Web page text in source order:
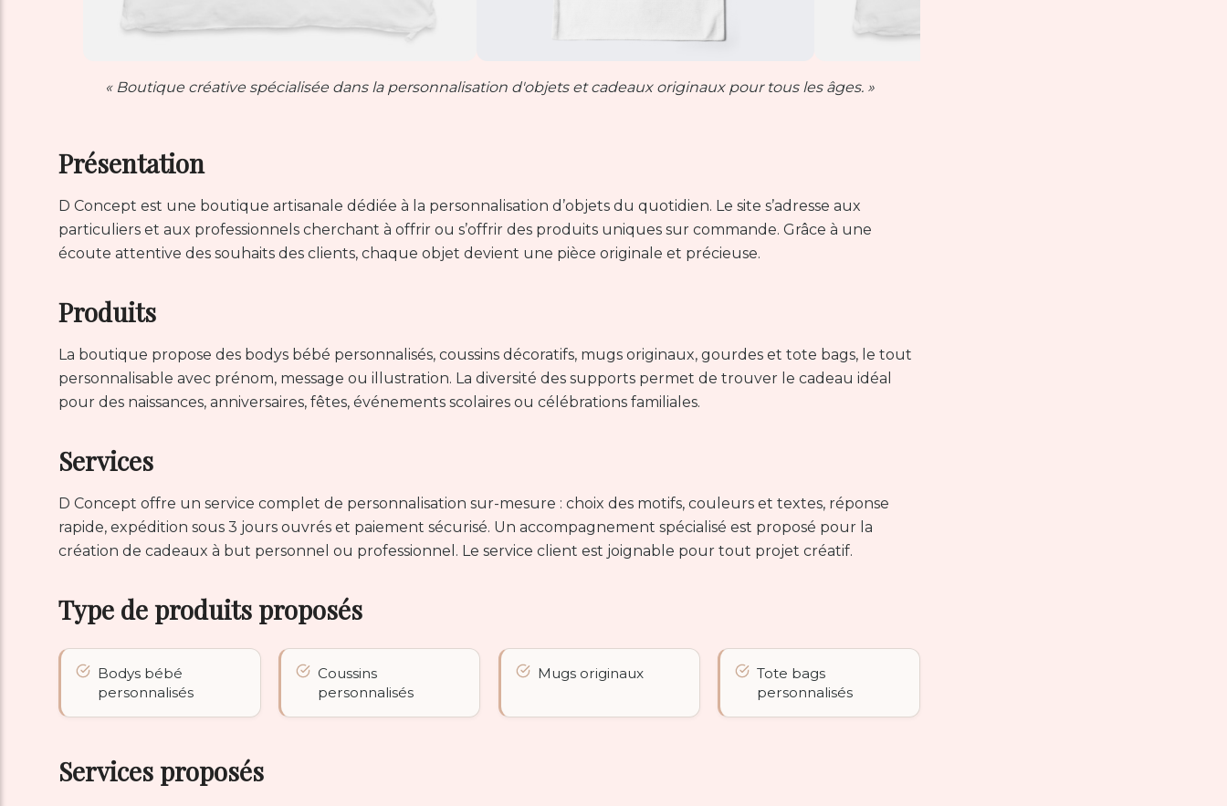
« Boutique créative spécialisée dans la personnalisation d'objets et cadeaux originaux pour tous les âges. »
Présentation
D Concept est une boutique artisanale dédiée à la personnalisation d’objets du quotidien. Le site s’adresse aux
particuliers et aux professionnels cherchant à offrir ou s’offrir des produits uniques sur commande. Grâce à une
écoute attentive des souhaits des clients, chaque objet devient une pièce originale et précieuse.
Produits
La boutique propose des bodys bébé personnalisés, coussins décoratifs, mugs originaux, gourdes et tote bags, le tout
personnalisable avec prénom, message ou illustration. La diversité des supports permet de trouver le cadeau idéal
pour des naissances, anniversaires, fêtes, événements scolaires ou célébrations familiales.
Services
D Concept offre un service complet de personnalisation sur-mesure : choix des motifs, couleurs et textes, réponse
rapide, expédition sous 3 jours ouvrés et paiement sécurisé. Un accompagnement spécialisé est proposé pour la
création de cadeaux à but personnel ou professionnel. Le service client est joignable pour tout projet créatif.
Type de produits proposés
Bodys bébé
personnalisés
Coussins
personnalisés
Mugs originaux
Tote bags
personnalisés
Services proposés